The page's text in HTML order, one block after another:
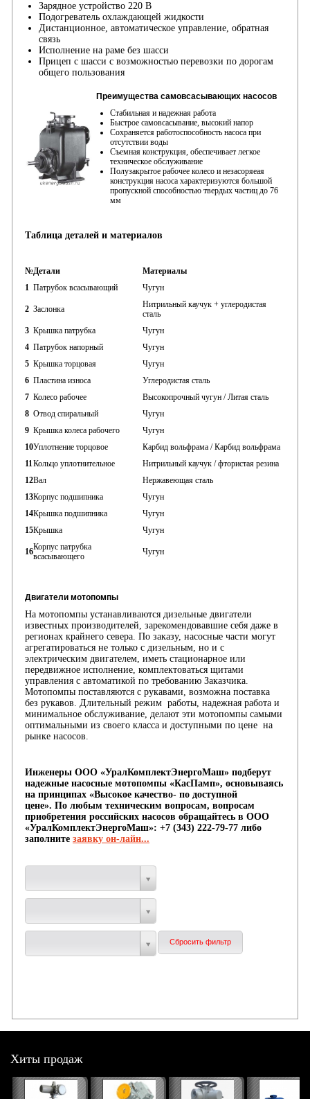
Зарядное устройство 220 В
Подогреватель охлаждающей жидкости
Дистанционное, автоматическое управление, обратная
связь
Исполнение на раме без шасси
Прицеп с шасси с возможностью перевозки по дорогам
общего пользования
Преимущества самовсасывающих насосов
Стабильная и надежная работа
Быстрое самовсасывание, высокий напор
Сохраняется работоспособность насоса при
отсутствии воды
Съемная конструкция, обеспечивает легкое
техническое обслуживание
Полузакрытое рабочее колесо и незасоряеая
конструкция насоса характеризуются большой
пропускной способностью твердых частиц до 76
мм
Таблица деталей и материалов
№Детали
Материалы
1 Патрубок всасывающий Чугун
2 Заслонка
Нитрильный каучук + углеродистая
сталь
3 Крышка патрубка
Чугун
4 Патрубок напорный
Чугун
5 Крышка торцовая
Чугун
6 Пластина износа
Углеродистая сталь
7 Колесо рабочее
Высокопрочный чугун / Литая сталь
8 Отвод спиральный
Чугун
9 Крышка колеса рабочего
Чугун
10Уплотнение торцовое
Карбид вольфрама / Карбид вольфрама
11Кольцо уплотнительное
Нитрильный каучук / фтористая резина
12Вал
Нержавеющая сталь
13Корпус подшипника
Чугун
14Крышка подшипника
Чугун
15Крышка Чугун
16Корпус патрубка
всасывающего
Чугун
Двигатели мотопомпы
На мотопомпы устанавливаются дизельные двигатели
известных производителей, зарекомендовавшие себя даже в
регионах крайнего севера. По заказу, насосные части могут
агрегатироваться не только с дизельным, но и с
электрическим двигателем, иметь стационарное или
передвижное исполнение, комплектоваться щитами
управления с автоматикой по требованию Заказчика.
Мотопомпы поставляются с рукавами, возможна поставка
без рукавов. Длительный режим работы, надежная работа и
минимальное обслуживание, делают эти мотопомпы самыми
оптимальными из своего класса и доступными по цене на
рынке насосов.
Инженеры ООО «УралКомплектЭнергоМаш» подберут
надежные насосные мотопомпы «КасПамп», основываясь
на принципах «Высокое качество- по доступной
цене». По любым техническим вопросам, вопросам
приобретения российских насосов обращайтесь в ООО
«УралКомплектЭнергоМаш»: +7 (343) 222-79-77 либо
заполните заявку он-лайн...
Хиты продаж